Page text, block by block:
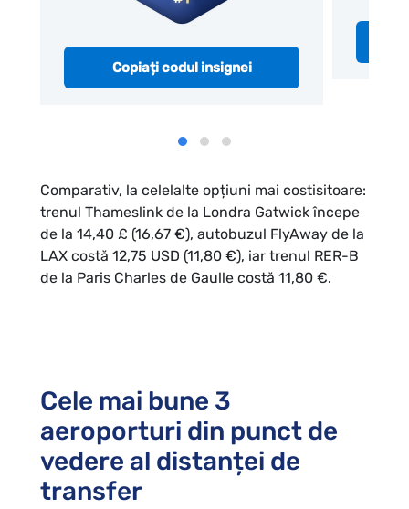
Copiați codul insignei
Comparativ, la celelalte opțiuni mai costisitoare:
trenul Thameslink de la Londra Gatwick începe
de la 14,40 £ (16,67 €), autobuzul FlyAway de la
LAX costă 12,75 USD (11,80 €), iar trenul RER-B
de la Paris Charles de Gaulle costă 11,80 €.
Cele mai bune 3
aeroporturi din punct de
vedere al distanței de
transfer